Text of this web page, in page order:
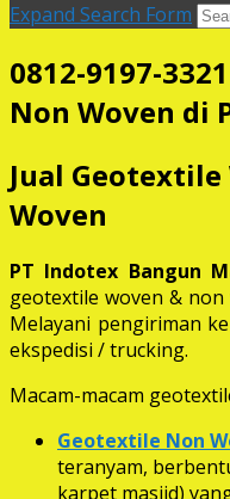
Expand Search Form
0812-9197-
Non Woven di
Jual
Woven
PT Indotex Bangun
geotextile woven &
Melayani pengiriman
ekspedisi / trucking.
Macam-macam
Geotextile Non
teranyam,
karpet masjid)